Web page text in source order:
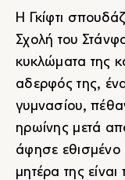
Η Γκίφτι
Σχολή του
κυκλώματα της
αδερφός της,
γυμνασίου,
ηρωίνης μετά
άφησε εθισμένο
μητέρα της είναι